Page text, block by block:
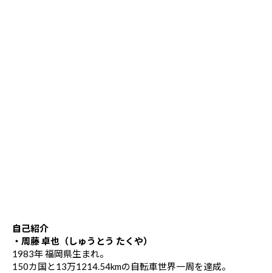
自己紹介
・周藤 卓也（しゅうとう たくや）
1983年 福岡県生まれ。
150カ国と13万1214.54kmの自転車世界一周を達成。